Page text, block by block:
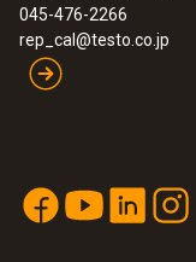
045-476-2266
rep_cal@testo.co.jp